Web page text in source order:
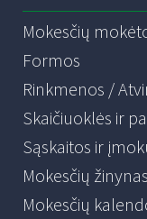
Mokesčių
Formos
Rinkmenos /
Skaičiuoklės ir
Sąskaitos ir
Mokesčių žinynas
Mokesčių